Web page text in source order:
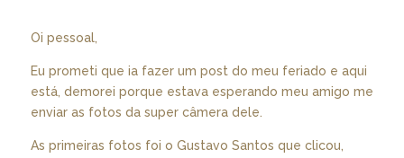
Oi pessoal,
Eu prometi que ia fazer um post do meu feriado e aqui
está, demorei porque estava esperando meu amigo me
enviar as fotos da super câmera dele.
As primeiras fotos foi o Gustavo Santos que clicou,